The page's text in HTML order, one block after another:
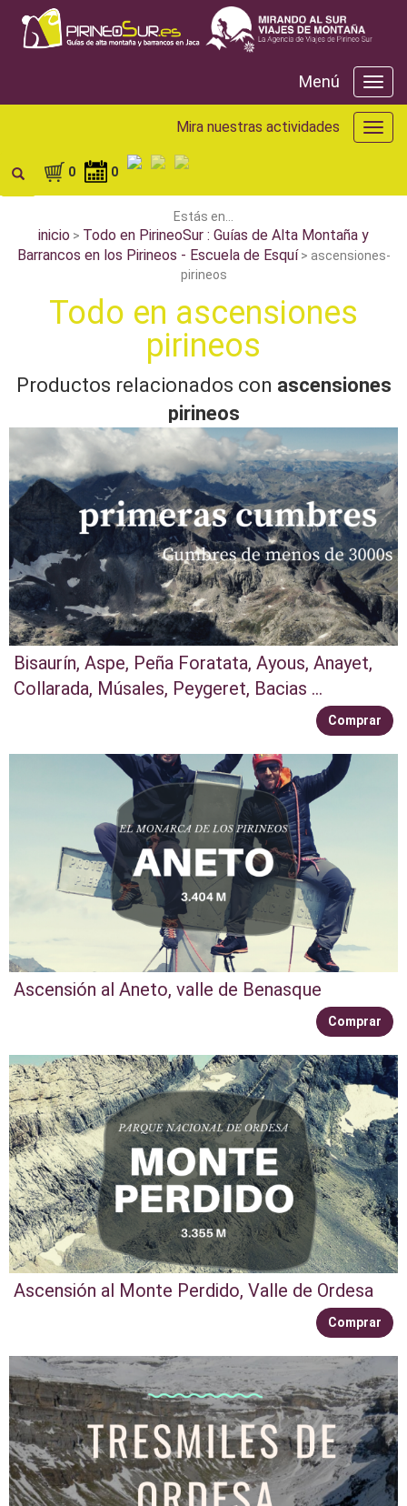
Menú
Menú
Mira
Mira nuestras actividades
0 0
Estás en...
inicio > Todo en PirineoSur : Guías de Alta Montaña y
Barrancos en los Pirineos - Escuela de Esquí> ascensiones-
pirineos
Todo en ascensiones
pirineos
Productos relacionados con ascensiones
pirineos
Bisaurín, Aspe, Peña Foratata, Ayous, Anayet,
Collarada, Músales, Peygeret, Bacias ...
Comprar
Ascensión al Aneto, valle de Benasque
Comprar
Ascensión al Monte Perdido, Valle de Ordesa
Comprar